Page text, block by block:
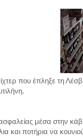
που έπληξε τη
μέσα στην
και ποτήρια να